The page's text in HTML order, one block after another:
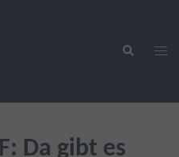
Suche
Da gibt es